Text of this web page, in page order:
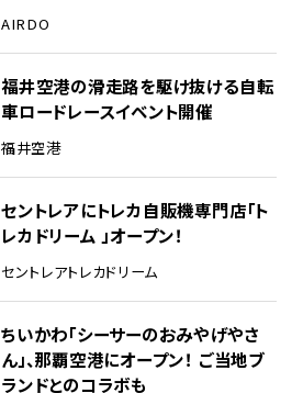
AIRDO
福井空港の滑走路を駆け抜ける自転
車ロードレースイベント開催
福井空港
セントレアにトレカ自販機専門店「ト
レカドリーム 」オープン！
セントレアトレカドリーム
ちいかわ「シーサーのおみやげやさ
ん」、那覇空港にオープン！ ご当地ブ
ランドとのコラボも